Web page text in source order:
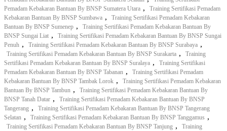
Pemadam Kebakaran Bantuan By BNSP Sumatera Utara ,
Training Sertifikasi Pemadam
Kebakaran Bantuan By BNSP Sumbawa ,
Training Sertifikasi Pemadam Kebakaran
Bantuan By BNSP Sumenep ,
Training Sertifikasi Pemadam Kebakaran Bantuan By
BNSP Sungai Liat ,
Training Sertifikasi Pemadam Kebakaran Bantuan By BNSP Sungai
Penuh , Training Sertifikasi Pemadam Kebakaran Bantuan By BNSP Surabaya ,
Training Sertifikasi Pemadam Kebakaran Bantuan By BNSP Surakarta ,
Training
Sertifikasi Pemadam Kebakaran Bantuan By BNSP Suralaya ,
Training Sertifikasi
Pemadam Kebakaran Bantuan By BNSP Tabanan ,
Training Sertifikasi Pemadam
Kebakaran Bantuan By BNSP Tambak Lorok ,
Training Sertifikasi Pemadam Kebakaran
Bantuan By BNSP Tambun ,
Training Sertifikasi Pemadam Kebakaran Bantuan By
BNSP Tanah Datar ,
Training Sertifikasi Pemadam Kebakaran Bantuan By BNSP
Tangerang ,
Training Sertifikasi Pemadam Kebakaran Bantuan By BNSP Tangerang
Selatan , Training Sertifikasi Pemadam Kebakaran Bantuan By BNSP Tanggamus ,
Training Sertifikasi Pemadam Kebakaran Bantuan By BNSP Tanjung ,
Training